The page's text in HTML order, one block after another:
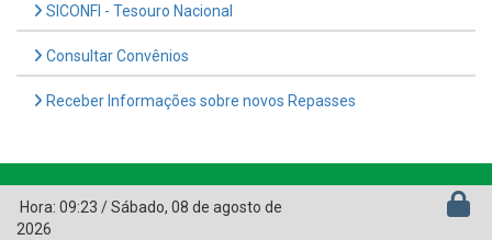
SICONFI - Tesouro Nacional
Consultar Convênios
Receber Informações sobre novos Repasses
Hora: 09:23 /Sábado, 08 de agosto de
2026